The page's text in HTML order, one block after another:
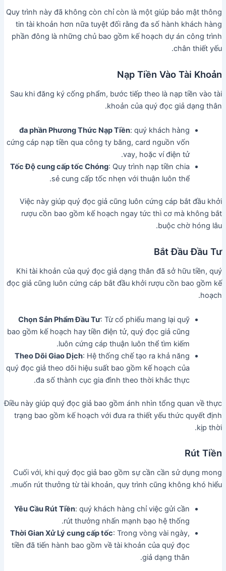
Quy trình này đã không còn chỉ còn là một giúp bảo mật thông
tin tài khoản hơn nữa tuyệt đối rằng đa số hành khách hàng
phần đông là những chủ bao gồm kế hoạch dự án công trình
chân thiết yếu.
Nạp Tiền Vào Tài Khoản
Sau khi đăng ký cống phẩm, bước tiếp theo là nạp tiền vào tài
khoản của quý đọc giả dạng thân.
đa phần Phương Thức Nạp Tiền: quý khách hàng
cứng cáp nạp tiền qua công ty băng, card nguồn vốn
vay, hoặc ví điện tử.
Tốc Độ cung cấp tốc Chóng: Quy trình nạp tiền chia
sẻ cung cấp tốc nhẹn với thuận luôn thể.
Việc này giúp quý đọc giả cũng luôn cứng cáp bắt đầu khởi
rượu cồn bao gồm kế hoạch ngay tức thì cơ mà không bắt
buộc chờ hóng lâu.
Bắt Đầu Đầu Tư
Khi tài khoản của quý đọc giả dạng thân đã sở hữu tiền, quý
đọc giả cũng luôn cứng cáp bắt đầu khởi rượu cồn bao gồm kế
hoạch.
Chọn Sản Phẩm Đầu Tư: Từ cổ phiếu mang lại quỹ
bao gồm kế hoạch hay tiền điện tử, quý đọc giả cũng
luôn cứng cáp thuận luôn thể tìm kiếm.
Theo Dõi Giao Dịch: Hệ thống chế tạo ra khả năng
quý đọc giả theo dõi hiệu suất bao gồm kế hoạch của
đa số thành cục gia đình theo thời khắc thực.
Điều này giúp quý đọc giả bao gồm ánh nhìn tổng quan về thực
trạng bao gồm kế hoạch với đưa ra thiết yếu thức quyết định
kịp thời.
Rút Tiền
Cuối với, khi quý đọc giả bao gồm sự cần cần sử dụng mong
muốn rút thưởng từ tài khoản, quy trình cũng không khó hiểu.
Yêu Cầu Rút Tiền: quý khách hàng chỉ việc gửi cần
rút thưởng nhấn mạnh bạo hệ thống.
Thời Gian Xử Lý cung cấp tốc: Trong vòng vài ngày,
tiền đã tiến hành bao gồm về tài khoản của quý đọc
giả dạng thân.